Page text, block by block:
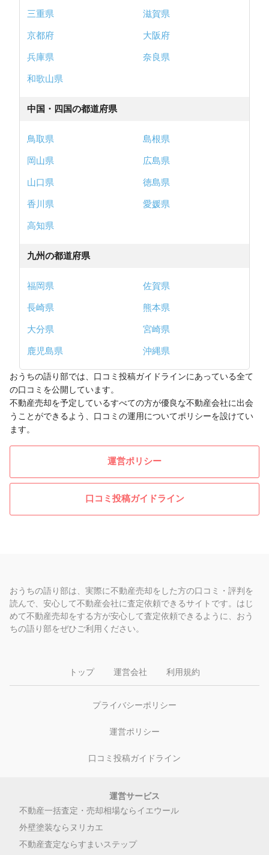
三重県
滋賀県
京都府
大阪府
兵庫県
奈良県
和歌山県
中国・四国の都道府県
鳥取県
島根県
岡山県
広島県
山口県
徳島県
香川県
愛媛県
高知県
九州の都道府県
福岡県
佐賀県
長崎県
熊本県
大分県
宮崎県
鹿児島県
沖縄県
おうちの語り部では、口コミ投稿ガイドラインにあっている全て
の口コミを公開しています。
不動産売却を予定しているすべての方が優良な不動産会社に出会
うことができるよう、口コミの運用についてポリシーを設けてい
ます。
運営ポリシー
口コミ投稿ガイドライン
おうちの語り部は、実際に不動産売却をした方の口コミ・評判を
読んで、安心して不動産会社に査定依頼できるサイトです。はじ
めて不動産売却をする方が安心して査定依頼できるように、おう
ちの語り部をぜひご利用ください。
トップ 運営会社 利用規約
プライバシーポリシー
運営ポリシー
口コミ投稿ガイドライン
運営サービス
不動産一括査定・売却相場ならイエウール
外壁塗装ならヌリカエ
不動産査定ならすまいステップ